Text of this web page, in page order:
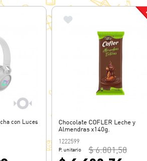
con Luces
Chocolate COFLER Leche y
Almendras x140g.
1222599
P. unitario $ 6.801,58